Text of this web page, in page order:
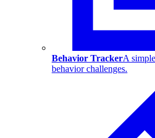
Behavior TrackerA
behavior challenges.